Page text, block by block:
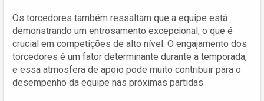
Os torcedores também ressaltam que a equipe está
demonstrando um entrosamento excepcional, o que é
crucial em competições de alto nível. O engajamento dos
torcedores é um fator determinante durante a temporada,
e essa atmosfera de apoio pode muito contribuir para o
desempenho da equipe nas próximas partidas.